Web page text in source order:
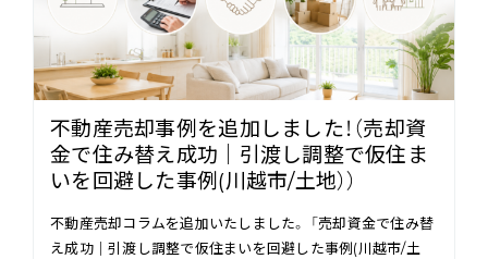
不動産売却事例を追加しました！（売却資
金で住み替え成功｜引渡し調整で仮住ま
いを回避した事例(川越市/土地））
不動産売却コラムを追加いたしました。 「売却資金で住み替
え成功｜引渡し調整で仮住まいを回避した事例(川越市/土